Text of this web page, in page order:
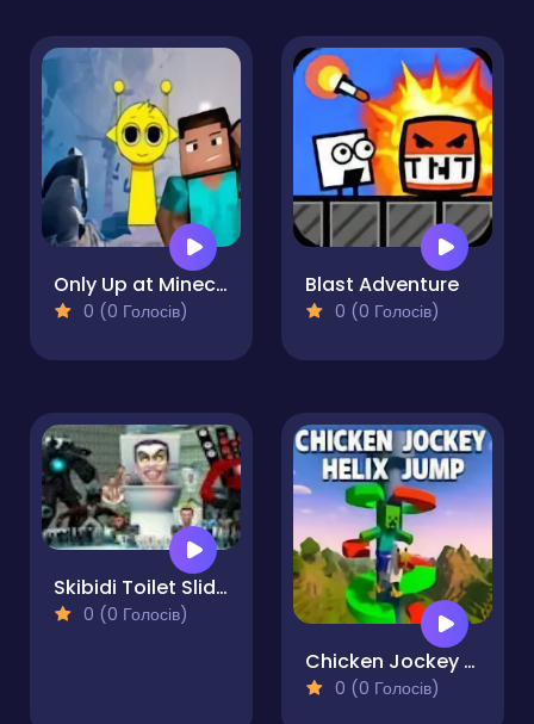
Only Up at Minecraft & Sprunki
0 (0 Голосів)
Blast Adventure
0 (0 Голосів)
Skibidi Toilet Sliding Puzzle
0 (0 Голосів)
Chicken Jockey Helix Jump
0 (0 Голосів)